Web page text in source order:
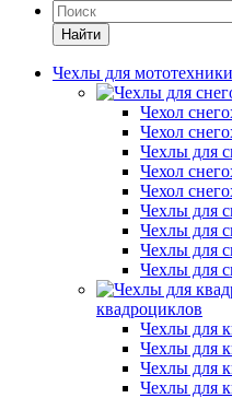
Найти
Чехлы для мототехники
Чехол
Чехол
Чехлы для
Чехол
Чехол
Чехлы для
Чехлы для
Чехлы для
Чехлы для
квадроциклов
Чехлы для
Чехлы для
Чехлы для
Чехлы для